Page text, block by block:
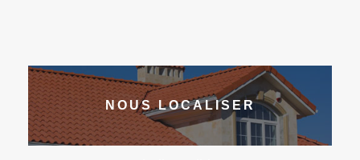
NOUS LOCALISER